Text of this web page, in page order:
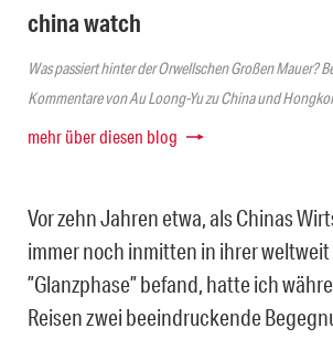
china watch
Was passiert hinter der Orwellschen Großen Mauer?
Kommentare von Au Loong-Yu zu China und
mehr über diesen blog
Vor zehn Jahren etwa, als Chinas
immer noch inmitten in ihrer
”Glanzphase” befand, hatte ich
Reisen zwei beeindruckende